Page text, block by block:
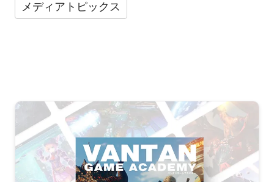
メディアトピックス